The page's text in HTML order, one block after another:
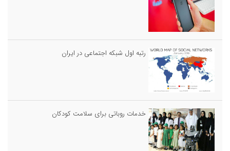
رتبه اول شبکه اجتماعی در ایران
خدمات روباتى براى سلامت كودكان